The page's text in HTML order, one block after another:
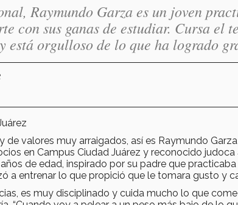
Raymundo Garza es un joven
con sus ganas de estudiar. Cursa el
está orgulloso de lo que ha logrado
de valores muy arraigados, así es Raymundo
en Campus Ciudad Juárez y reconocido
de edad, inspirado por su padre que
a entrenar lo que propició que le tomara gusto y
es muy disciplinado y cuida mucho lo que